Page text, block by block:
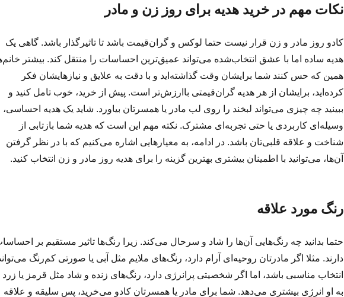
نکات مهم در خرید هدیه برای روز زن و مادر
کادو روز مادر و زن قرار نیست حتما لوکس و گران‌قیمت باشد تا تاثیرگذار باشد. گاهی یک
هدیه ساده اما با عشق انتخاب‌شده می‌تواند عمیق‌ترین احساسات را منتقل کند. بیشتر
همین که حس کنند شما برایشان وقت گذاشته‌اید و با دقت به علایق و نیازهایشان فکر
کرده‌اید، برایشان از هر هدیه گران‌قیمتی باارزش‌تر است. پیش از خرید، خوب تامل کنید و
ببینید چه چیزی می‌تواند لبخند را روی لب مادر یا همسرتان بیاورد. شاید یک هدیه احساسی،
وسیله‌ای کاربردی یا حتی تجربه‌ای مشترک. نکته مهم این است که هدیه شما بازتابی از
شناخت و علاقه‌ قلبی‌تان باشد. در ادامه، به معیارهایی اشاره می‌کنیم که با در نظر گرفتن
آن‌ها، می‌توانید با اطمینان بیشتری بهترین گزینه را برای هدیه روز مادر و زن انتخاب کنید.
رنگ مورد علاقه
حتما بدانید چه رنگ‌هایی آن‌ها را شاد و سرحال می‌کند. زیرا رنگ‌ها تاثیر مستقیم بر
دارند. مثلا اگر مادرتان روحیه‌ای آرام دارد، رنگ‌های ملایم مثل آبی یا صورتی کم‌رنگ
انتخاب مناسبی باشد، اما اگر شخصیتی پرانرژی دارد، رنگ‌های زنده و شاد مثل قرمز یا زرد
به او انرژی بیشتری می‌دهد. شما برای مادر یا همسرتان کادو می‌خرید، پس سلیقه و علاقه‌